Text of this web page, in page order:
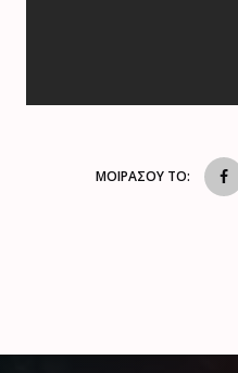
ΜΟΙΡΑΣΟΥ ΤΟ: